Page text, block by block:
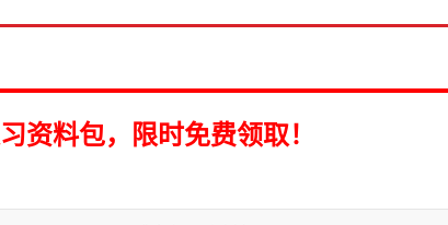
资料包，限时免费领取！